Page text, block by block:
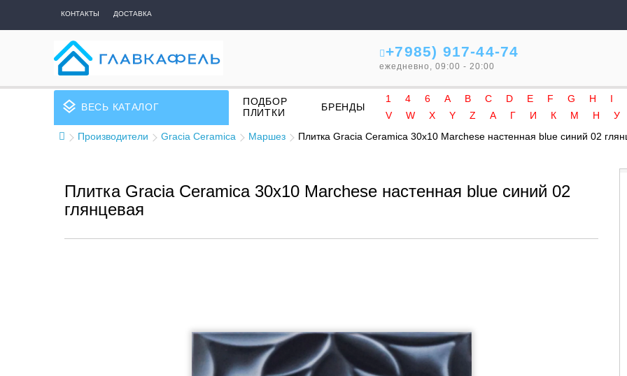
КОНТАКТЫ ДОСТАВКА
+7985) 917-44-74
ежедневно, 09:00 - 20:00
layers ВЕСЬ КАТАЛОГ
ПОДБОР
ПЛИТКИ
БРЕНДЫ
1 4 6 A B C D E F G H
I
V
W X Y Z А Г И К М Н
У
Производители
Gracia Ceramica Маршез Плитка Gracia Ceramica 30x10 Marchese настенная blue синий 02
Плитка Gracia Ceramica 30x10 Marchese настенная blue синий 02
глянцевая